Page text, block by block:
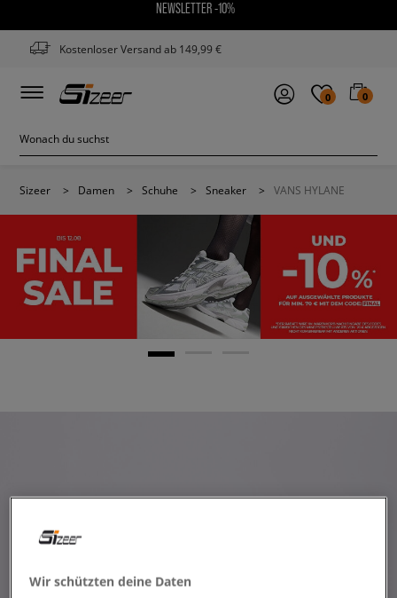
NEWSLETTER -10%
Kostenloser Versand ab 149,99 €
0 0
Sizeer > Damen > Schuhe > Sneaker > VANS HYLANE
Wir schützten deine Daten